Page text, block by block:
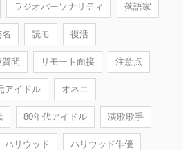
ラジオパーソナリティ 落語家
読モ 復活
質問 リモート面接 注意点
アイドル オネエ
80年代アイドル 演歌歌手
ハリウッド ハリウッド俳優